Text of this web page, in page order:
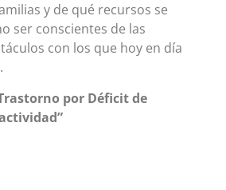
y de qué recursos se
ser conscientes de las
con los que hoy en día
por Déficit de